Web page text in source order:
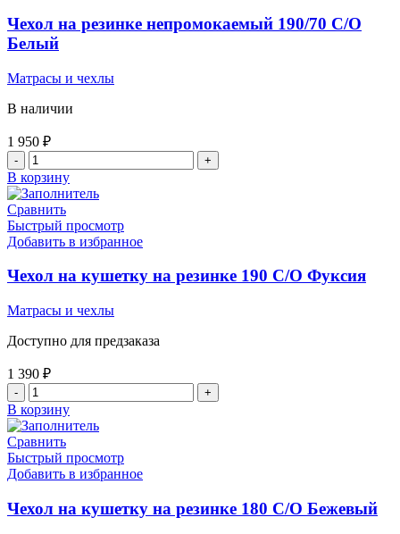
Чехол на резинке непромокаемый 190/70 С/О
Белый
Матрасы и чехлы
В наличии
1 950 ₽
Количество
товара
Чехол
на
резинке
непромокаемый
С/
О
В корзину
Сравнить
Быстрый просмотр
Добавить в избранное
Чехол на кушетку на резинке 190 С/О Фуксия
Матрасы и чехлы
Доступно для предзаказа
1 390 ₽
Количество
товара
Чехол
на
кушетку
на
190
С/
В корзину
Сравнить
Быстрый просмотр
Добавить в избранное
Чехол на кушетку на резинке 180 С/О Бежевый